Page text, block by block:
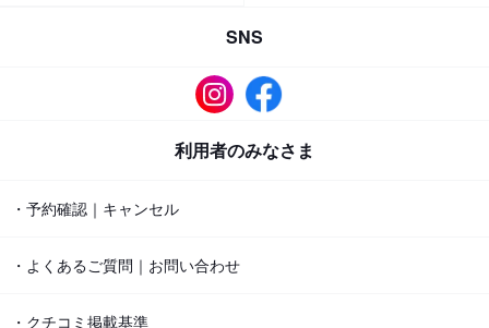
SNS
利用者のみなさま
・予約確認｜キャンセル
・よくあるご質問｜お問い合わせ
・クチコミ掲載基準